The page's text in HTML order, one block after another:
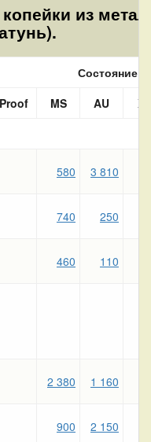
из
Состояние
Proof
MS AU
XF
580 3 810
740 250
460 110
2 380 1 160
900 2 150